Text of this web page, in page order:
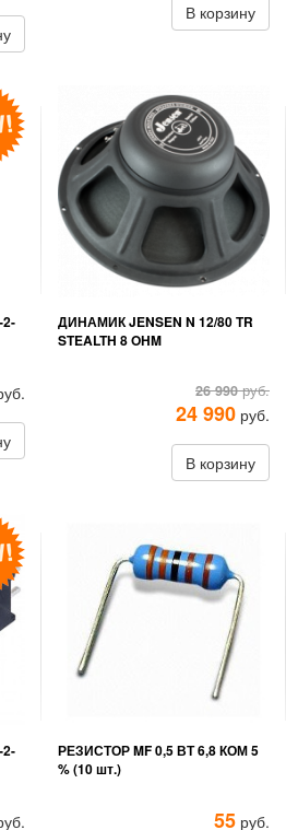
В корзину
ДИНАМИК JENSEN N 12/80 TR
STEALTH 8 OHM
26 990руб.
24 990 руб.
В корзину
РЕЗИСТОР MF 0,5 ВТ 6,8 КОМ 5
% (10 шт.)
55 руб.